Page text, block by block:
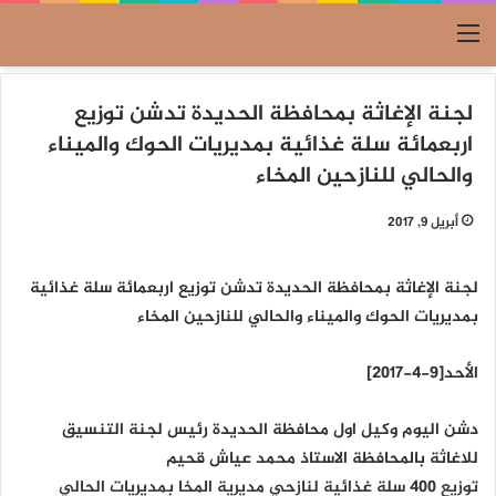
القائمة
لجنة الإغاثة بمحافظة الحديدة تدشن توزيع
اربعمائة سلة غذائية بمديريات الحوك والميناء
والحالي للنازحين المخاء
أبريل 9, 2017
لجنة الإغاثة بمحافظة الحديدة تدشن توزيع اربعمائة سلة غذائية
بمديريات الحوك والميناء والحالي للنازحين المخاء
الأحد[9-4-2017]
دشن اليوم وكيل اول محافظة الحديدة رئيس لجنة التنسيق
للاغاثة بالمحافظة الاستاذ محمد عياش قحيم
توزيع 400 سلة غذائية لنازحي مديرية المخا بمديريات الحالي